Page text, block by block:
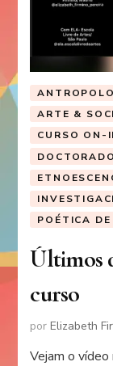
ARTE &
CURSO ON-
POÉTICA
Últimos
curso
porElizabeth
Vejam o